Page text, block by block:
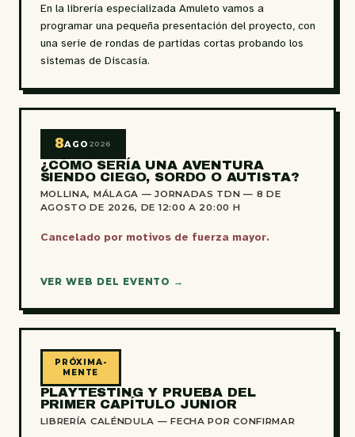
En la librería especializada Amuleto vamos a
programar una pequeña presentación del proyecto, con
una serie de rondas de partidas cortas probando los
sistemas de Discasía.
8AGO 2026
¿CÓMO SERÍA UNA AVENTURA
SIENDO CIEGO, SORDO O AUTISTA?
MOLLINA, MÁLAGA — JORNADAS TDN — 8 DE
AGOSTO DE 2026, DE 12:00 A 20:00 H
Cancelado por motivos de fuerza mayor.
VER WEB DEL EVENTO →
PRÓXIMA-
MENTE
PLAYTESTING Y PRUEBA DEL
PRIMER CAPÍTULO EDICIÓN
JUNIOR
LIBRERÍA CALÉNDULA — FECHA POR CONFIRMAR